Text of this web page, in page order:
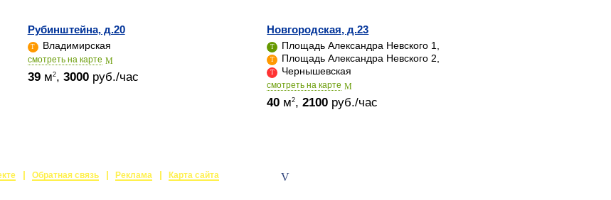
Рубинштейна, д.20
Владимирская
cмотреть на карте
39м2, 3000руб./час
Новгородская, д.23
Площадь Александра Невского 1,
Площадь Александра Невского 2,
Чернышевская
cмотреть на карте
40 м2,2100 руб./час
Обратная связь Реклама Карта сайта